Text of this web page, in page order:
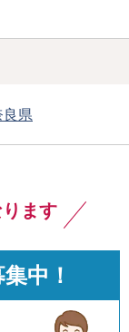
良県
ます
中！